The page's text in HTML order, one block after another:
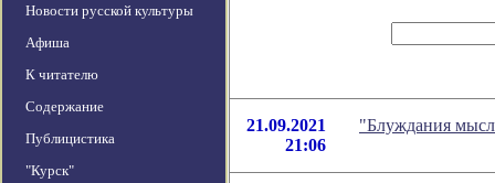
Новости русской культуры
Афиша
К читателю
Содержание
Публицистика
"Курск"
21.09.2021
21:06
"Блуждания